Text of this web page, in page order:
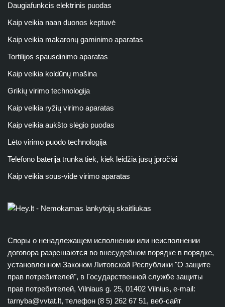
Daugiafunkcis elektrinis puodas
Kaip veikia naan duonos keptuvė
Kaip veikia makaronų gaminimo aparatas
Tortilijos spausdinimo aparatas
Kaip veikia koldūnų mašina
Grikių virimo technologija
Kaip veikia ryžių virimo aparatas
Kaip veikia aukšto slėgio puodas
Lėto virimo puodo technologija
Telefono baterija trunka tiek, kiek leidžia jūsų įpročiai
Kaip veikia sous-vide virimo aparatas
Споры о ненадлежащем исполнении или неисполнении
договора разрешаются во внесудебном порядке в порядке,
установленном Законом Литовской Республики "О защите
прав потребителей", в Государственной службе защиты
прав потребителей, Vilniaus g. 25, 01402 Vilnius, e-mail:
tarnyba@vvtat.lt, телефон (8 5) 262 67 51, веб-сайт